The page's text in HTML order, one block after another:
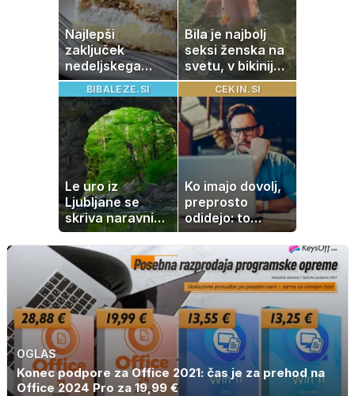
Najlepši
zaključek
nedeljskega
kosila: 8 sladic
brez peke, ki se
jih vsi veselijo
Bila je najbolj
seksi ženska na
svetu, v bikiniju
znova navdušila
BIBALEZE.SI
Le uro iz
Ljubljane se
skriva naravni
čudež, ki je kot
ustvarjen za
družinski izlet
CEKIN.SI
Ko imajo dovolj,
preprosto
odidejo: to
znamenje
najpogosteje da
odpoved
OGLAS
Konec podpore za Office 2021: čas je za prehod na
Office 2024 Pro za 19,99 €